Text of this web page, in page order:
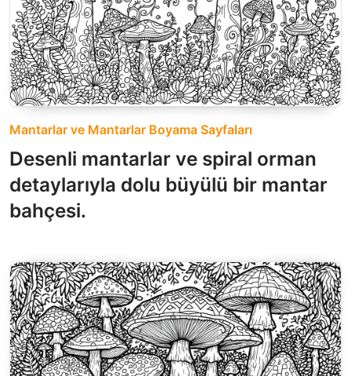
Mantarlar ve Mantarlar Boyama Sayfaları
Desenli mantarlar ve spiral orman
detaylarıyla dolu büyülü bir mantar
bahçesi.